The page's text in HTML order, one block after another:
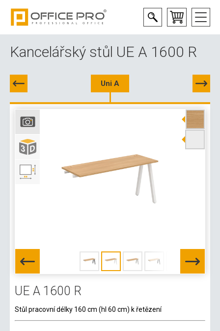
Kancelářský stůl UE A 1600 R
Uni A
UE A 1600 R
Stůl pracovní délky 160 cm (hl 60 cm) k řetězení